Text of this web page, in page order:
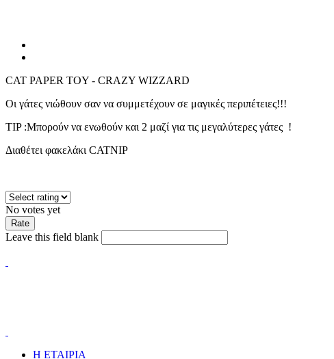
CAT PAPER TOY - CRAZY WIZZARD
Οι γάτες νιώθουν σαν να συμμετέχουν σε μαγικές περιπέτειες!!!
TIP :Μπορούν να ενωθούν και 2 μαζί για τις μεγαλύτερες γάτες !
Διαθέτει φακελάκι CATNIP
No votes yet
Leave this field blank
Η ΕΤΑΙΡΙΑ